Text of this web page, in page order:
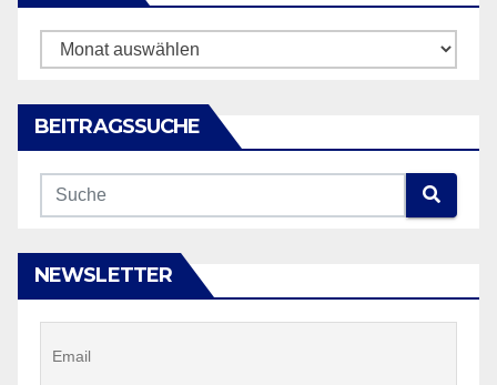
ARCHIV
BEITRAGSSUCHE
NEWSLETTER